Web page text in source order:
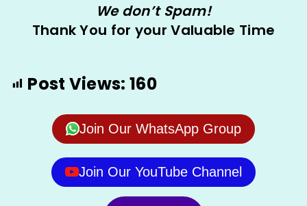
We don’t Spam!
Thank You for your Valuable Time
Post Views: 160
Join Our WhatsApp Group
Join Our YouTube Channel